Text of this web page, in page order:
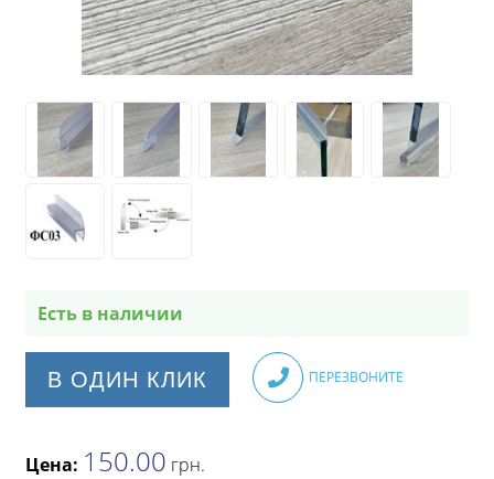
Есть в наличии
В ОДИН КЛИК ПЕРЕЗВОНИТЕ
Цена: 150.00 грн.